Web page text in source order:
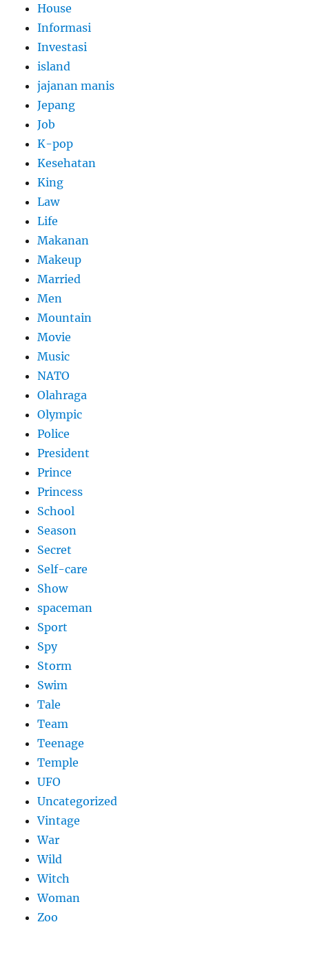
House
Informasi
Investasi
island
jajanan manis
Jepang
Job
K-pop
Kesehatan
King
Law
Life
Makanan
Makeup
Married
Men
Mountain
Movie
Music
NATO
Olahraga
Olympic
Police
President
Prince
Princess
School
Season
Secret
Self-care
Show
spaceman
Sport
Spy
Storm
Swim
Tale
Team
Teenage
Temple
UFO
Uncategorized
Vintage
War
Wild
Witch
Woman
Zoo